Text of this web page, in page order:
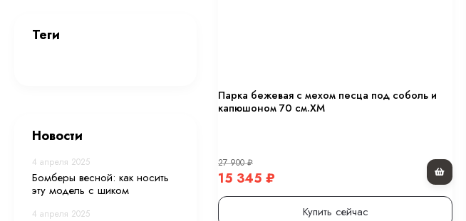
Парка бежевая с мехом песца под соболь и
капюшоном 70 см.ХМ
27 900₽
15 345 ₽
Купить сейчас
Теги
Новости
4 апреля 2025
Бомберы весной: как носить
эту модель с шиком
4 апреля 2025